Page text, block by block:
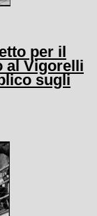
per il
al Vigorelli
sugli